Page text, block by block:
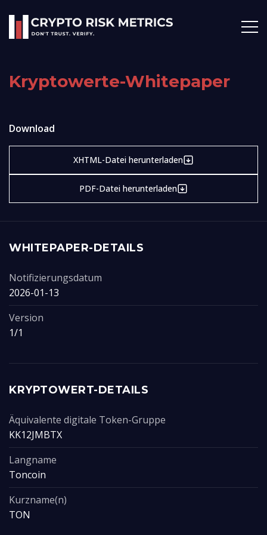
Kryptowerte-Whitepaper
Download
XHTML-Datei herunterladen
PDF-Datei herunterladen
WHITEPAPER-DETAILS
Notifizierungsdatum
2026-01-13
Version
1/1
KRYPTOWERT-DETAILS
Äquivalente digitale Token-Gruppe
KK12JMBTX
Langname
Toncoin
Kurzname(n)
TON